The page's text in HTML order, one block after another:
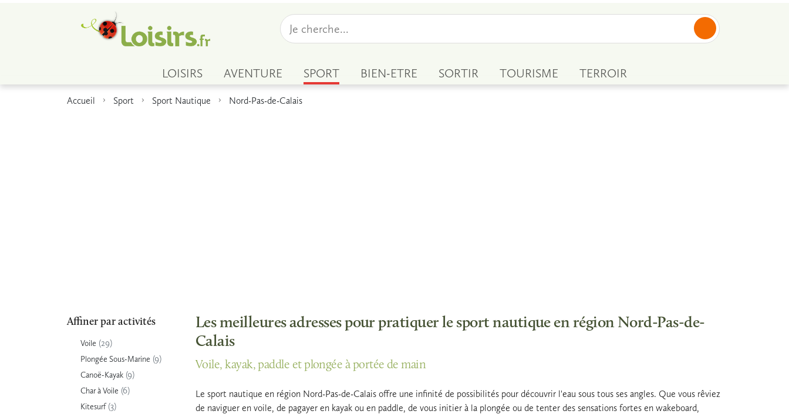
LOISIRS AVENTURE SPORT BIEN-ETRE SORTIR TOURISME TERROIR
Accueil Sport Sport Nautique Nord-Pas-de-Calais
Affiner par activités
Voile (29)
Plongée Sous-Marine (9)
Canoë-Kayak (9)
Char à Voile (6)
Kitesurf(3)
Les meilleures adresses pour pratiquer le sport nautique en région Nord-Pas-de-
Calais
Voile, kayak, paddle et plongée à portée de main
Le sport nautique en région Nord-Pas-de-Calais offre une infinité de possibilités pour découvrir l'eau sous tous ses angles. Que vous rêviez
de naviguer en voile, de pagayer en kayak ou en paddle, de vous initier à la plongée ou de tenter des sensations fortes en wakeboard,